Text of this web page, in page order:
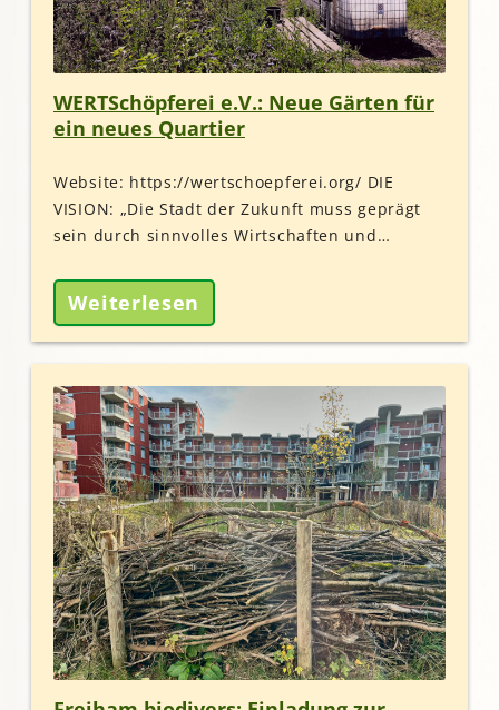
WERTSchöpferei e.V.: Neue Gärten für
ein neues Quartier
Website: https://wertschoepferei.org/ DIE
VISION: „Die Stadt der Zukunft muss geprägt
sein durch sinnvolles Wirtschaften und…
Weiterlesen